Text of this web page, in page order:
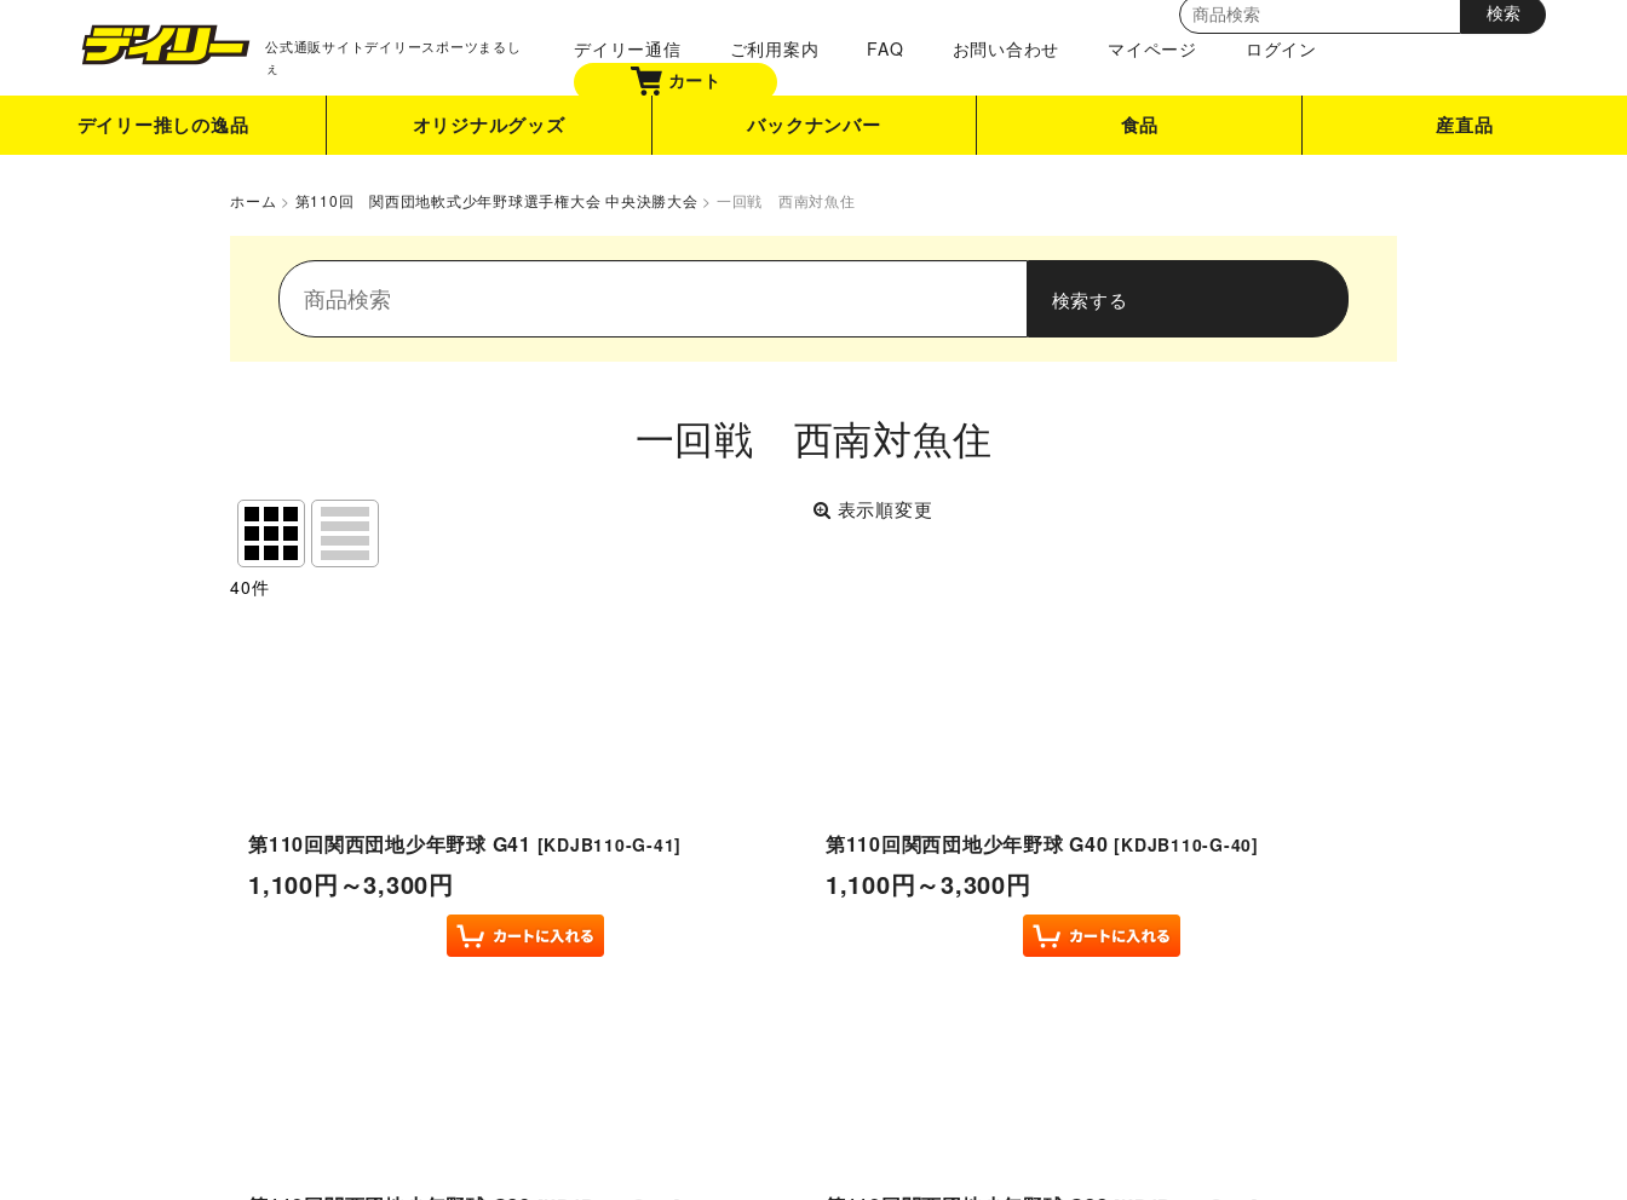
公式通販サイトデイリースポーツまるし
ぇ
デイリー通信 ご利用案内 FAQ お問い合わせ マイページ
ログイン
カート
デイリー推しの逸品 オリジナルグッズ バックナンバー 食品 産直品
ホーム > 第110回 関西団地軟式少年野球選手権大会 中央決勝大会 > 一回戦 西南対魚住
一回戦 西南対魚住
表示順変更
表示数
40件
第110回関西団地少年野球 G41 [KDJB110-G-41]
1,100円 ～3,300円
第110回関西団地少年野球 G40 [KDJB110-G-40]
1,100円～3,300円